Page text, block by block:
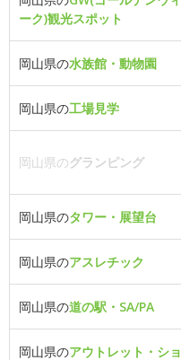
ーク)観光スポット
岡山県の水族館・動物園
岡山県の工場見学
岡山県のグランピング
岡山県のタワー・展望台
岡山県のアスレチック
岡山県の道の駅・SA/PA
岡山県のアウトレット・ショ